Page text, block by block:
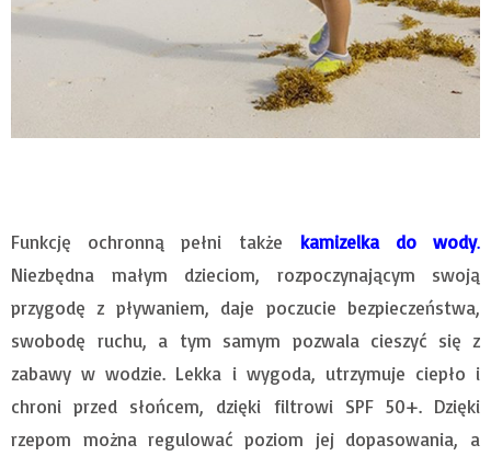
Funkcję ochronną pełni także kamizelka do wody.
Niezbędna małym dzieciom, rozpoczynającym swoją
przygodę z pływaniem, daje poczucie bezpieczeństwa,
swobodę ruchu, a tym samym pozwala cieszyć się z
zabawy w wodzie. Lekka i wygoda, utrzymuje ciepło i
chroni przed słońcem, dzięki filtrowi SPF 50+. Dzięki
rzepom można regulować poziom jej dopasowania, a